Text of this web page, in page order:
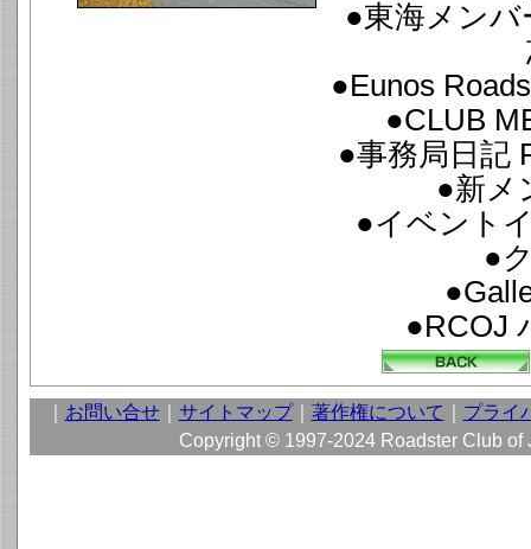
●東海メンバ
●Eunos
●CLUB
●事務局日記
●新メ
●イベント
●
●RCOJ
お問い合せ｜ サイトマップ｜ 著作権について
プライ
Copyright © 1997-2024 Roadster Club of